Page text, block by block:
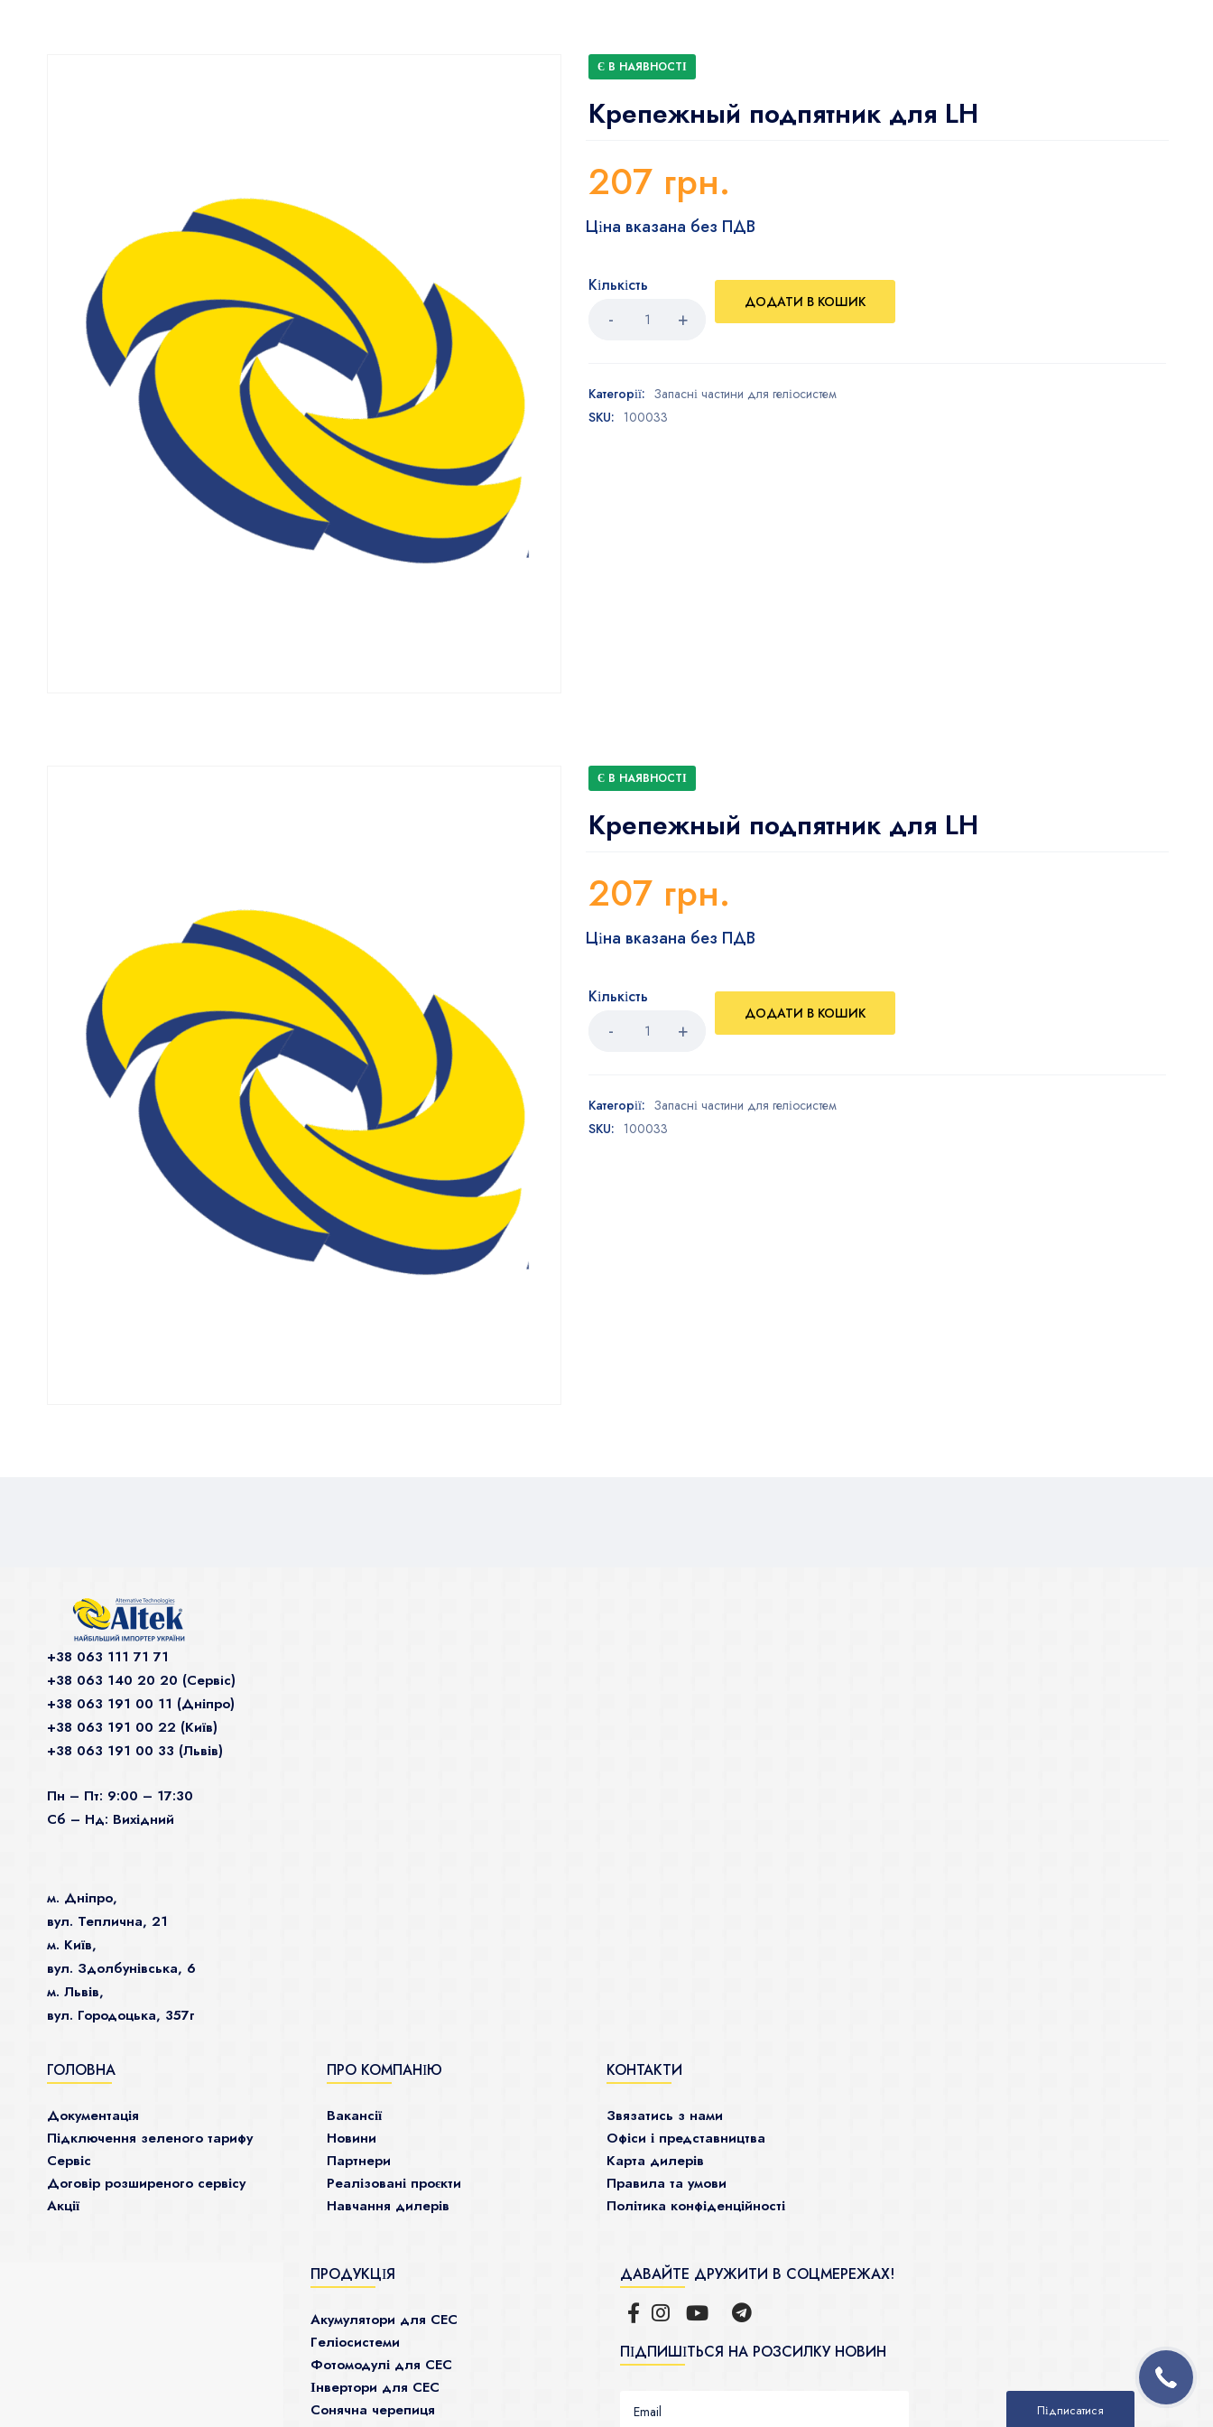
Є В НАЯВНОСТІ
Крепежный подпятник для LH
207 грн.
Ціна вказана без ПДВ
Кількість
ДОДАТИ В КОШИК
Категорії: Запасні частини для геліосистем
SKU: 100033
Є В НАЯВНОСТІ
Крепежный подпятник для LH
207 грн.
Ціна вказана без ПДВ
Кількість
ДОДАТИ В КОШИК
Категорії: Запасні частини для геліосистем
SKU: 100033
+38 063 111 71 71
+38 063 140 20 20 (Сервiс)
+38 063 191 00 11 (Дніпро)
+38 063 191 00 22 (Київ)
+38 063 191 00 33 (Львів)
Пн – Пт: 9:00 – 17:30
Сб – Нд: Вихідний
м. Дніпро,
вул. Теплична, 21
м. Київ,
вул. Здолбунівська, 6
м. Львів,
вул. Городоцька, 357г
ГОЛОВНА
Документація
Підключення зеленого тарифу
Сервіс
Договір розширеного сервісу
Акції
ПРО КОМПАНІЮ
Ваканcії
Новини
Партнери
Реалізовані проєкти
Навчання дилерів
КОНТАКТИ
Звязатись з нами
Офіси і представництва
Карта дилерів
Правила та умови
Політика конфіденційності
ПРОДУКЦІЯ
Акумулятори для СЕС
Гeліосистеми
Фотомодулі для СЕС
Інвертори для СЕС
Сонячна черепиця
ДАВАЙТЕ ДРУЖИТИ В СОЦМЕРЕЖАХ!
ПІДПИШІТЬСЯ НА РОЗСИЛКУ НОВИН